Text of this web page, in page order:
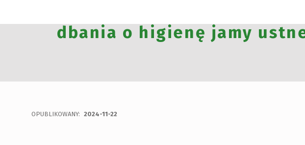
zęby – piękny uśmiech”
dbania o higienę jamy
OPUBLIKOWANY: 2024-11-22